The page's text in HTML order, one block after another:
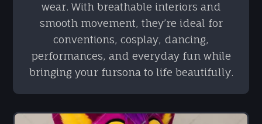
wear. With breathable interiors and
smooth movement, they’re ideal for
conventions, cosplay, dancing,
performances, and everyday fun while
bringing your fursona to life beautifully.